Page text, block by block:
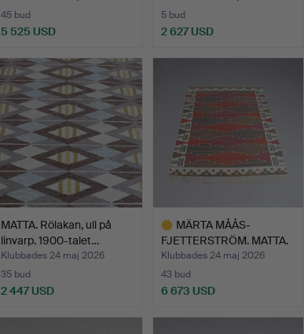
45 bud
5 525 USD
5 bud
2 627 USD
MATTA. Rölakan, ull på
linvarp. 1900-talet…
Klubbades 24 maj 2026
35 bud
2 447 USD
MÄRTA MÅÅS-
FJETTERSTRÖM. MATTA.
Rölakan. U…
Klubbades 24 maj 2026
43 bud
6 673 USD